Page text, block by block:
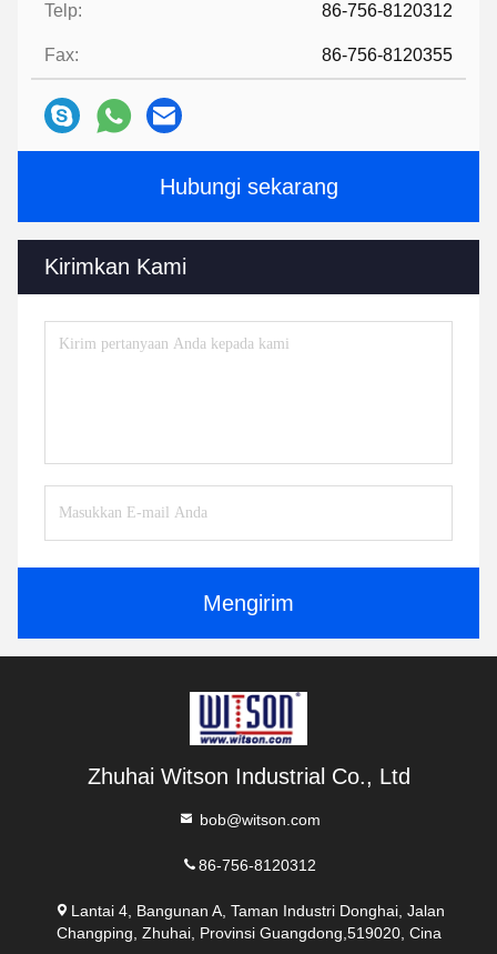
Telp: 86-756-8120312
Fax: 86-756-8120355
Hubungi sekarang
Kirimkan Kami
Mengirim
Zhuhai Witson Industrial Co., Ltd
bob@witson.com
86-756-8120312
Lantai 4, Bangunan A, Taman Industri Donghai, Jalan
Changping, Zhuhai, Provinsi Guangdong,519020, Cina